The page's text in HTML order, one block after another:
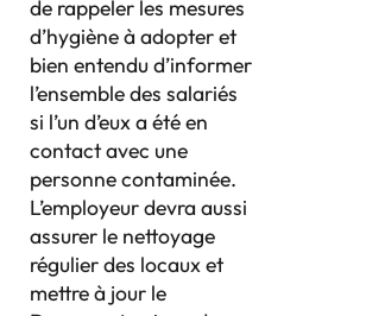
de rappeler les mesures
d’hygiène à adopter et
bien entendu d’informer
l’ensemble des salariés
si l’un d’eux a été en
contact avec une
personne contaminée.
L’employeur devra aussi
assurer le nettoyage
régulier des locaux et
mettre à jour le